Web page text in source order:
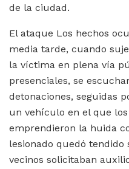
de la ciudad.
El ataque Los hechos
media tarde, cuando
la víctima en plena vía
presenciales, se
detonaciones, seguidas
un vehículo en el que
emprendieron la huida
lesionado quedó
vecinos solicitaban